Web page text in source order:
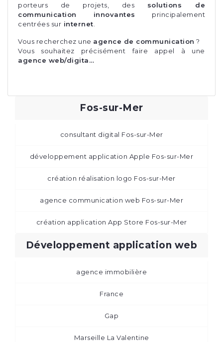
porteurs de projets, des solutions de
communication innovantes
principalement
centrées sur internet
Vous recherchez une agence de communication ?
Vous souhaitez précisément faire appel à une
agence web/digita…
Fos-sur-Mer
consultant digital Fos-sur-Mer
développement application Apple Fos-sur-Mer
création réalisation logo Fos-sur-Mer
agence communication web Fos-sur-Mer
création application App Store Fos-sur-Mer
Développement application web
agence immobilière
France
Gap
Marseille La Valentine